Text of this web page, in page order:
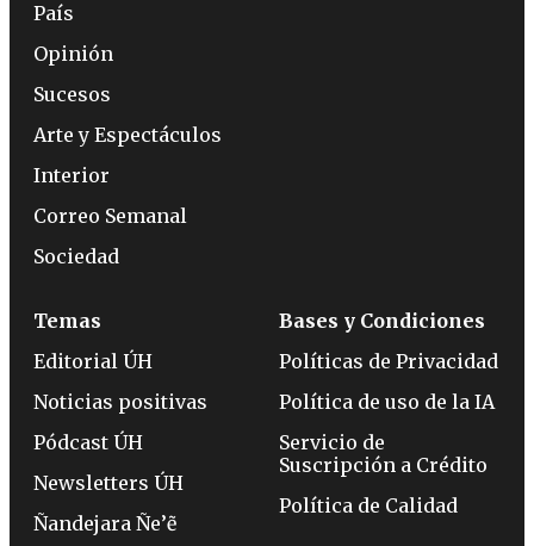
País
Opinión
Sucesos
Arte y Espectáculos
Interior
Correo Semanal
Sociedad
Temas
Editorial ÚH
Noticias positivas
Pódcast ÚH
Newsletters ÚH
Ñandejara Ñe’ẽ
Bases y Condiciones
Políticas de Privacidad
Política de uso de la IA
Servicio de
Suscripción a Crédito
Política de Calidad